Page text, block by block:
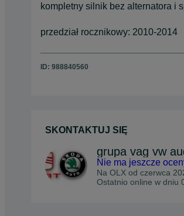
kompletny silnik bez alternatora i
przedział rocznikowy: 2010-2014
ID: 988840560
SKONTAKTUJ SIĘ
grupa vag vw
Nie ma jeszcze
Na OLX od czerwca
Ostatnio online w dniu